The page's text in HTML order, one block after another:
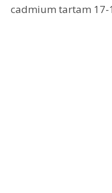
cadmium tartam 17-